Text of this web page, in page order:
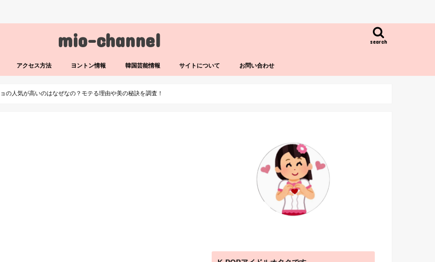
mio-channel search
アクセス方法 ヨントン情報 韓国芸能情報 サイトについて お問い合わせ
の人気が高いのはなぜなの？モテる理由や美の秘訣を調査！